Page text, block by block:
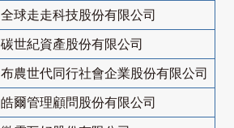
全球走走科技股份有限公司
碳世紀資產股份有限公司
布農世代同行社會企業股份有限公司
皓爾管理顧問股份有限公司